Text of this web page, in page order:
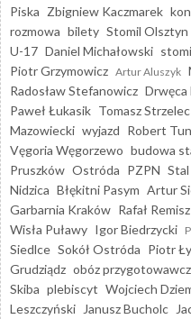
Piska Zbigniew Kaczmarek
rozmowa bilety Stomil Olsztyn
U-17 Daniel Michałowski
Piotr Grzymowicz Artur Aluszyk
Radosław Stefanowicz Drwęca
Paweł Łukasik Tomasz Strzelec
Mazowiecki wyjazd Robert
Vęgoria Węgorzewo budowa
Pruszków Ostróda PZPN
Nidzica Błękitni Pasym Artur
Garbarnia Kraków Rafał Remisz
Wisła Puławy Igor Biedrzycki
Siedlce Sokół Ostróda Piotr
Grudziądz obóz
Skiba plebiscyt Wojciech
Leszczyński
Janusz Bucholc